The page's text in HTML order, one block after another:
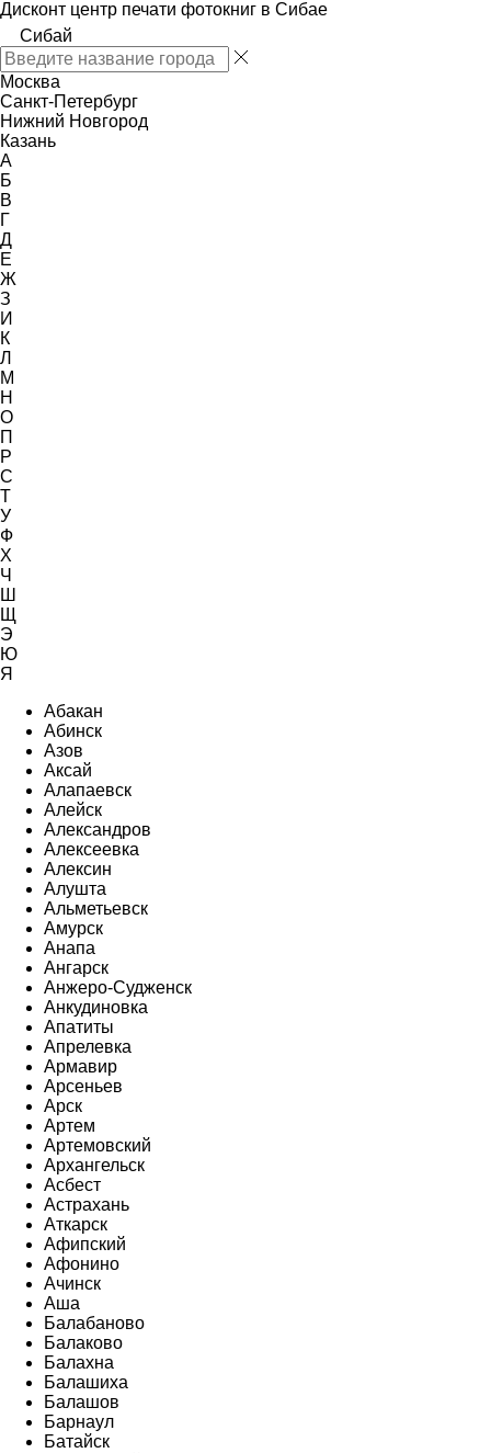
Дисконт центр печати фотокниг в Сибае
Сибай
Москва
Санкт-Петербург
Нижний Новгород
Казань
А
Б
В
Г
Д
Е
Ж
З
И
К
Л
М
Н
О
П
Р
С
Т
У
Ф
Х
Ч
Ш
Щ
Э
Ю
Я
Абакан
Абинск
Азов
Аксай
Алапаевск
Алейск
Александров
Алексеевка
Алексин
Алушта
Альметьевск
Амурск
Анапа
Ангарск
Анжеро-Судженск
Анкудиновка
Апатиты
Апрелевка
Армавир
Арсеньев
Арск
Артем
Артемовский
Архангельск
Асбест
Астрахань
Аткарск
Афипский
Афонино
Ачинск
Аша
Балабаново
Балаково
Балахна
Балашиха
Балашов
Барнаул
Батайск